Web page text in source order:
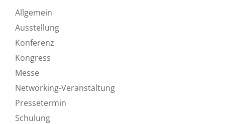
Allgemein
Ausstellung
Konferenz
Kongress
Messe
Networking-Veranstaltung
Pressetermin
Schulung